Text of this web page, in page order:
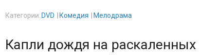
Категории: DVD Комедия Мелодрама
Капли дождя на раскаленных